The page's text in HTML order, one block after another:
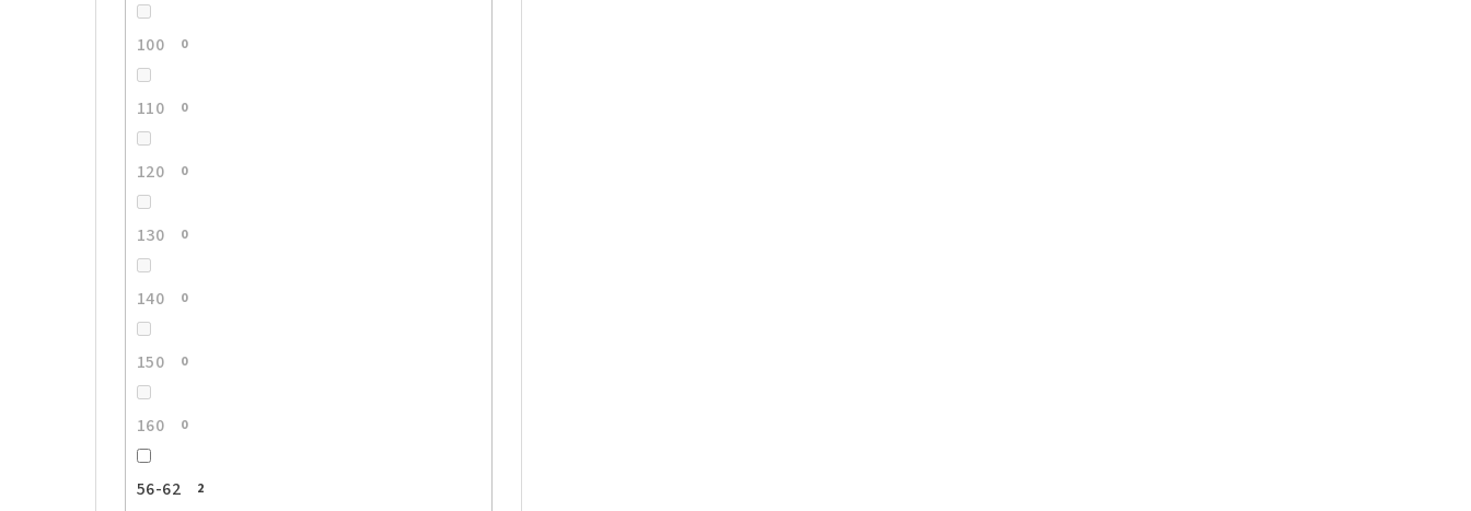
100 0
110 0
120 0
130 0
140 0
150 0
160 0
56-62 2